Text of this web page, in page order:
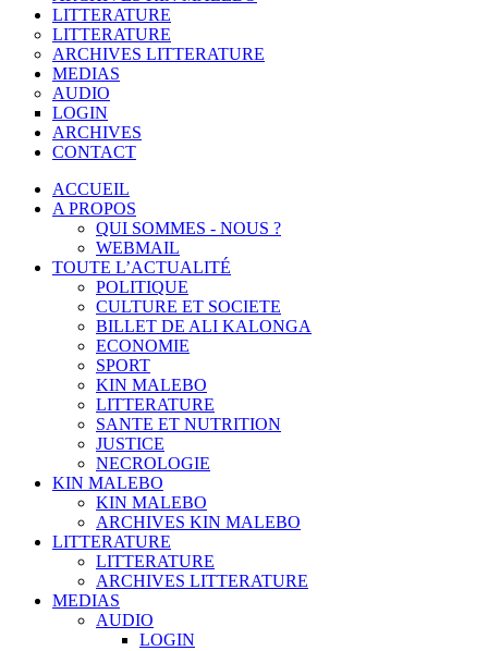
LITTERATURE
LITTERATURE
ARCHIVES LITTERATURE
MEDIAS
AUDIO
LOGIN
ARCHIVES
CONTACT
ACCUEIL
A PROPOS
QUI SOMMES - NOUS ?
WEBMAIL
TOUTE L’ACTUALITÉ
POLITIQUE
CULTURE ET SOCIETE
BILLET DE ALI KALONGA
ECONOMIE
SPORT
KIN MALEBO
LITTERATURE
SANTE ET NUTRITION
JUSTICE
NECROLOGIE
KIN MALEBO
KIN MALEBO
ARCHIVES KIN MALEBO
LITTERATURE
LITTERATURE
ARCHIVES LITTERATURE
MEDIAS
AUDIO
LOGIN